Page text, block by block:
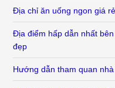
Địa chỉ ăn uống ngon giá
Địa điểm hấp dẫn nhất
đẹp
Hướng dẫn tham quan